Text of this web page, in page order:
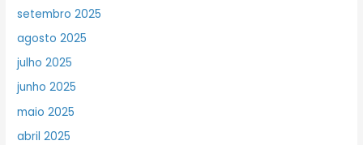
setembro 2025
agosto 2025
julho 2025
junho 2025
maio 2025
abril 2025